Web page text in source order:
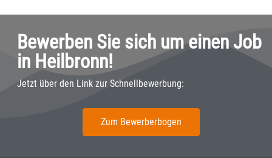
Bewerben Sie sich um einen Job
in Heilbronn!
Jetzt über den Link zur Schnellbewerbung:
Zum Bewerberbogen